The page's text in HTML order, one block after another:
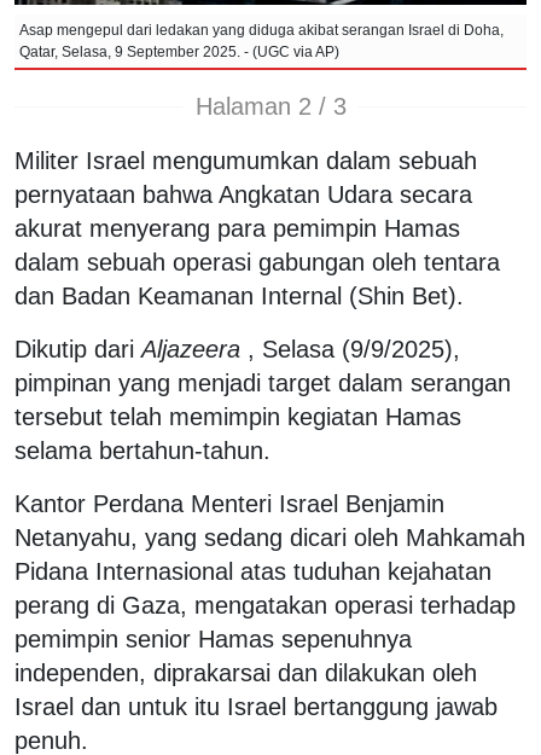
Asap mengepul dari ledakan yang diduga akibat serangan Israel di Doha,
Qatar, Selasa, 9 September 2025. - (UGC via AP)
Halaman 2 / 3
Militer Israel mengumumkan dalam sebuah
pernyataan bahwa Angkatan Udara secara
akurat menyerang para pemimpin Hamas
dalam sebuah operasi gabungan oleh tentara
dan Badan Keamanan Internal (Shin Bet).
Dikutip dariAljazeera , Selasa (9/9/2025),
pimpinan yang menjadi target dalam serangan
tersebut telah memimpin kegiatan Hamas
selama bertahun-tahun.
Kantor Perdana Menteri Israel Benjamin
Netanyahu, yang sedang dicari oleh Mahkamah
Pidana Internasional atas tuduhan kejahatan
perang di Gaza, mengatakan operasi terhadap
pemimpin senior Hamas sepenuhnya
independen, diprakarsai dan dilakukan oleh
Israel dan untuk itu Israel bertanggung jawab
penuh.